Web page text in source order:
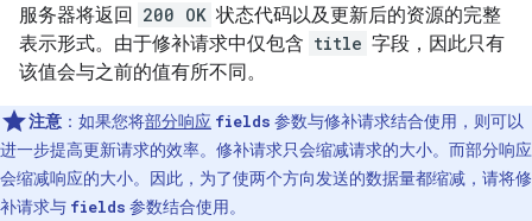
服务器将返回 200 OK 状态代码以及更新后的资源的完整
表示形式。由于修补请求中仅包含 title 字段，因此只有
该值会与之前的值有所不同。
注意 ：如果您将部分响应 fields 参数与修补请求结合使用，则可以
进一步提高更新请求的效率。修补请求只会缩减请求的大小。而部分响应
会缩减响应的大小。因此，为了使两个方向发送的数据量都缩减，请将修
补请求与 fields 参数结合使用。